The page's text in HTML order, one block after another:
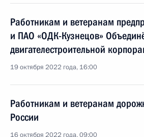
Работникам и ветеранам
и ПАО «ОДК-Кузнецов»
двигателестроительной
19 октября 2022 года, 16:00
Работникам и ветеранам
России
16 октября 2022 года, 09:00